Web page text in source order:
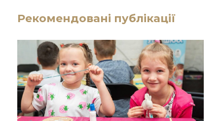
Рекомендовані публікації